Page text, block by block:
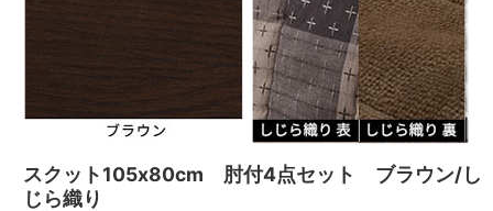
スクット105x80cm 肘付4点セット ブラウン/し
じら織り